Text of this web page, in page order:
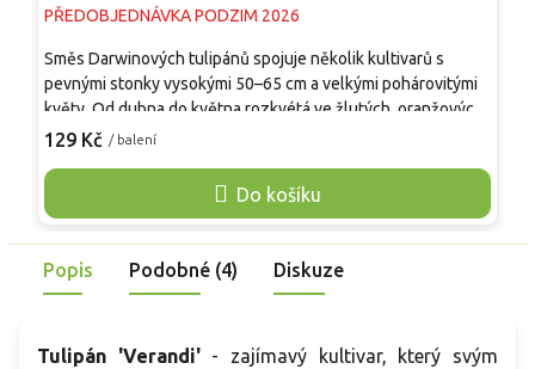
PŘEDOBJEDNÁVKA PODZIM 2026
129 Kč / balení
Do košíku
Směs Darwinových tulipánů spojuje několik kultivarů s
pevnými stonky vysokými 50–65 cm a velkými pohárovitými
květy. Od dubna do května rozkvétá ve žlutých, oranžových,
červených, růžových i vícebarevných odstínech, jejichž
jarnímu větru a dešti, mají dlouhou výdrž ve váze a jsou
vhodné k řezu. Směs vynikne v záhonech, podél cest, mezi
Popis Podobné (4) Diskuze
Tulipán 'Verandi'- zajímavý kultivar, který svým